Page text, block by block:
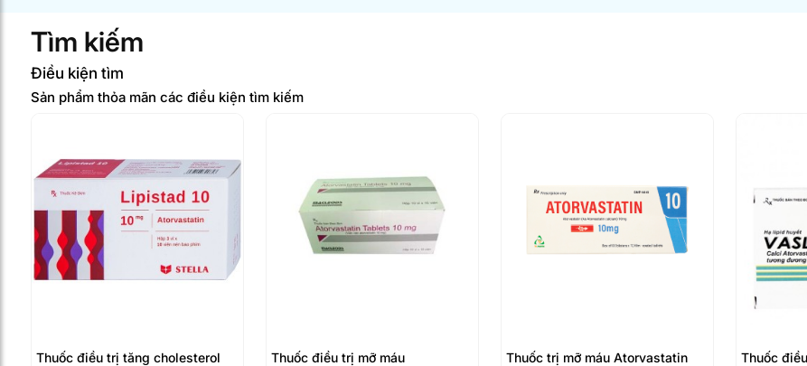
Tìm kiếm
Điều kiện tìm
Sản phẩm thỏa mãn các điều kiện tìm kiếm
Thuốc điều trị tăng cholesterol
Thuốc điều trị mỡ máu
Thuốc trị mỡ máu Atorvastatin
Thuốc